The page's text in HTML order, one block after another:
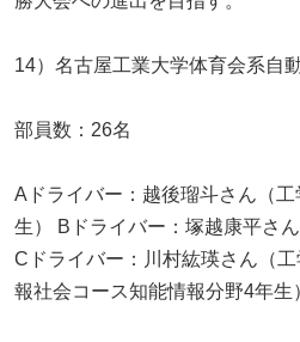
14）名古屋工業大学体育会系自
部員数：26名
Aドライバー：越後瑠斗さん（
生） Bドライバー：塚越康平さ
Cドライバー：川村紘瑛さん（
報社会コース知能情報分野4年生